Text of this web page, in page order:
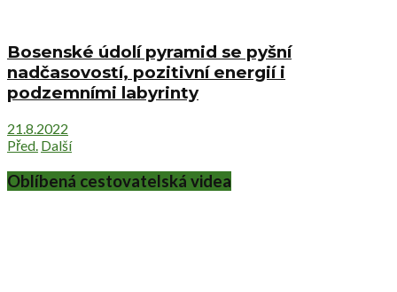
Bosenské údolí pyramid se pyšní
nadčasovostí, pozitivní energií i
podzemními labyrinty
21.8.2022
Před. Další
Oblíbená cestovatelská videa